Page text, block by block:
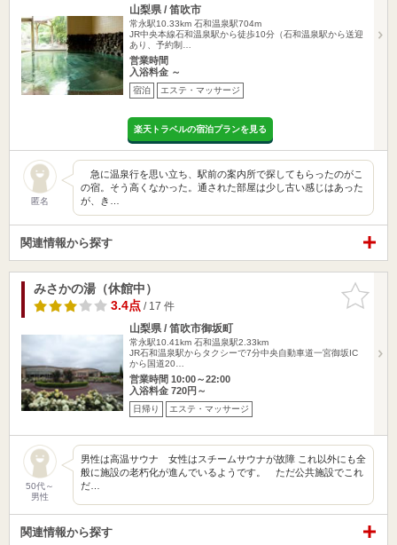
山梨県 / 笛吹市
常永駅10.33km 石和温泉駅704m
JR中央本線石和温泉駅から徒歩10分（石和温泉駅から送迎
あり、予約制…
営業時間
入浴料金 ～
宿泊 エステ・マッサージ
楽天トラベルの宿泊プランを見る
匿名
急に温泉行を思い立ち、駅前の案内所で探してもらったのがこ
の宿。そう高くなかった。通された部屋は少し古い感じはあった
が、き…
関連情報から探す
お気に入
りに追加
みさかの湯（休館中）
3.4点/ 17 件
山梨県 / 笛吹市御坂町
常永駅10.41km 石和温泉駅2.33km
JR石和温泉駅からタクシーで7分中央自動車道一宮御坂IC
から国道20…
営業時間 10:00～22:00
入浴料金 720円～
日帰り エステ・マッサージ
50代～
男性
男性は高温サウナ 女性はスチームサウナが故障 これ以外にも全
般に施設の老朽化が進んでいるようです。 ただ公共施設でこれ
だ…
関連情報から探す